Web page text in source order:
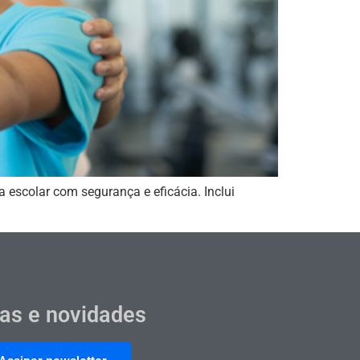
com segurança e eficácia. Inclui
e novidades